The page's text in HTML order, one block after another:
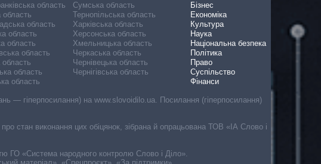
область
область
область
область
область
область
область
область
Сумська область
Тернопільська область
Харківська область
Херсонська область
Хмельницька область
Черкаська область
Чернівецька область
Чернігівська область
Бізнес
Економіка
Культура
Наука
Національна безпека
Політика
Право
Суспільство
Фінанси
— гіперпосилання) на www.slovoidilo.ua. Посилання (гіперпосилання)
стан виконання цих обіцянок, зібрана й опрацьована ТОВ «ІА Слово і
ГО «Система народного контролю Слово і Діло».